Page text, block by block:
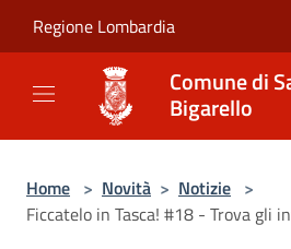
Regione Lombardia
Comune di
Bigarello
Home > Novità > Notizie >
Ficcatelo in Tasca! #18 - Trova gli